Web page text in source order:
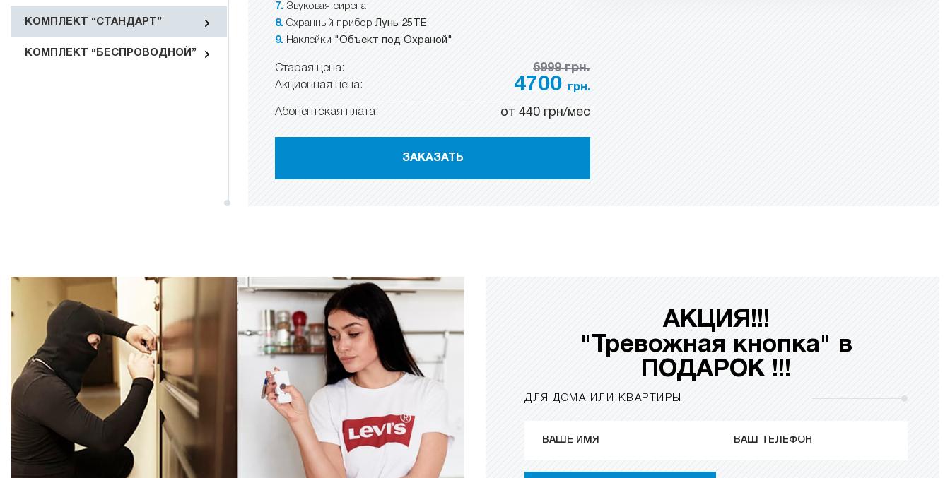
КОМПЛЕКТ “СТАНДАРТ”
КОМПЛЕКТ “БЕСПРОВОДНОЙ”
Звуковая сирена
Охранный прибор Лунь 25ТЕ
Наклейки "Объект под Охраной"
Старая цена: 6999 грн.
Акционная цена: 4700 грн.
Абонентская плата: от 440 грн/мес
ЗАКАЗАТЬ
АКЦИЯ!!!
"Тревожная кнопка" в
ПОДАРОК !!!
ДЛЯ ДОМА ИЛИ КВАРТИРЫ